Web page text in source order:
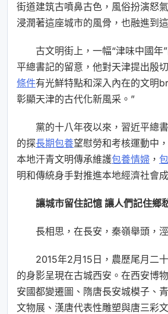
街道建筑古噴鼻古色，風俗扮演怒
浸潤著這座城市的風骨，也融進到
古文明街上，一幅“津味中國年
平總書記的留意，他對天津提出殷
條件有光鮮特點和深入內在的文明
彰顯天津的古代化新風采。”
黨的十八年夜以來，習近平總
的探長期包養望慰勞和考核運動中
本地汗青文明傳承維護包養情婦 ，
明和傳統身手對推進本地經濟社會
讓城市留住記憶 讓人們記住鄉
長相思，在長安，秦嶺舉頭，
2015年2月15日，農歷尾月二
的身影呈現在古城西安。在西安博
安國都變遷圖、隋唐長安城模子、
文物展、漢唐代表性雕塑與唐三彩